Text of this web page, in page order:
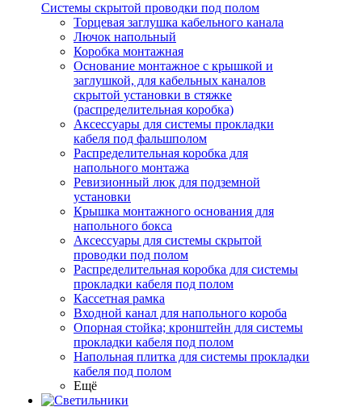
Системы скрытой проводки под полом
Торцевая заглушка кабельного канала
Лючок напольный
Коробка монтажная
Основание монтажное с крышкой и
заглушкой, для кабельных каналов
скрытой установки в стяжке
(распределительная коробка)
Аксессуары для системы прокладки
кабеля под фальшполом
Распределительная коробка для
напольного монтажа
Ревизионный люк для подземной
установки
Крышка монтажного основания для
напольного бокса
Аксессуары для системы скрытой
проводки под полом
Распределительная коробка для системы
прокладки кабеля под полом
Кассетная рамка
Входной канал для напольного короба
Опорная стойка; кронштейн для системы
прокладки кабеля под полом
Напольная плитка для системы прокладки
кабеля под полом
Ещё